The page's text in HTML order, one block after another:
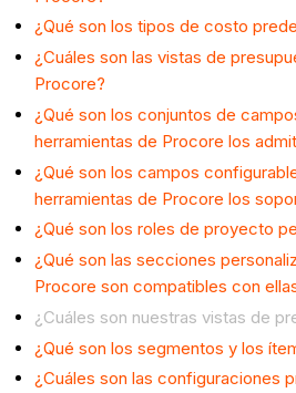
¿Qué son los tipos de costo
¿Cuáles son las vistas de
Procore?
¿Qué son los conjuntos de
herramientas de Procore los
¿Qué son los campos
herramientas de Procore los
¿Qué son los roles de proyecto
¿Qué son las secciones
Procore son compatibles con
¿Cuáles son nuestras vistas de
¿Qué son los segmentos y los
¿Cuáles son las configuraciones